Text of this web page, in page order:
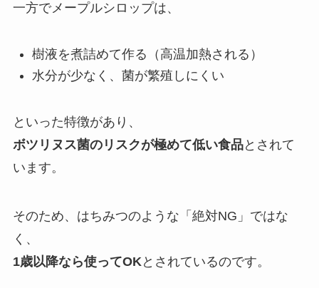
一方でメープルシロップは、
樹液を煮詰めて作る（高温加熱される）
水分が少なく、菌が繁殖しにくい
といった特徴があり、
ボツリヌス菌のリスクが極めて低い食品とされて
います。
そのため、はちみつのような「絶対NG」ではな
く、
1歳以降なら使ってOKとされているのです。